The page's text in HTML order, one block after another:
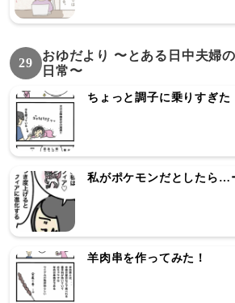
29
おゆだより 〜とある日中夫婦の
日常〜
ちょっと調子に乗りすぎた
私がポケモンだとしたら…
羊肉串を作ってみた！